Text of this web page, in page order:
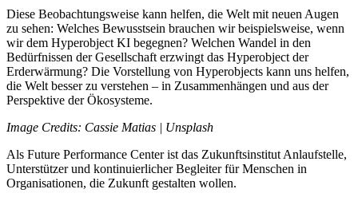
Diese Beobachtungsweise kann helfen, die Welt mit neuen Augen
zu sehen: Welches Bewusstsein brauchen wir beispielsweise, wenn
wir dem Hyperobject KI begegnen? Welchen Wandel in den
Bedürfnissen der Gesellschaft erzwingt das Hyperobject der
Erderwärmung? Die Vorstellung von Hyperobjects kann uns helfen,
die Welt besser zu verstehen – in Zusammenhängen und aus der
Perspektive der Ökosysteme.
Image Credits: Cassie Matias | Unsplash
Als Future Performance Center ist das Zukunftsinstitut Anlaufstelle,
Unterstützer und kontinuierlicher Begleiter für Menschen in
Organisationen, die Zukunft gestalten wollen.